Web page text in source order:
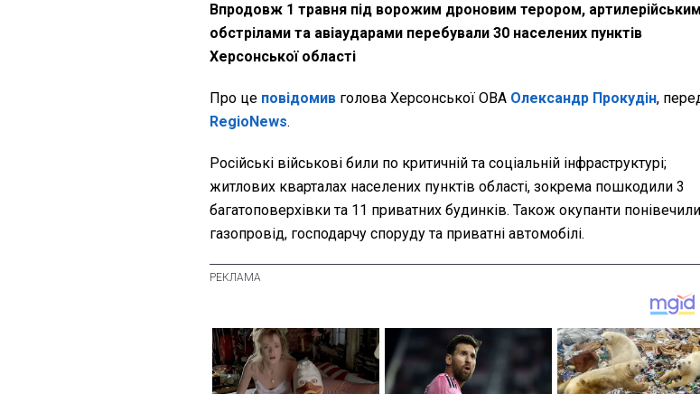
Впродовж 1 травня під ворожим дроновим терором,
обстрілами та авіаударами перебували 30 населених пунктів
Херсонської області
Про це повідомив голова Херсонської ОВА Олександр Прокудін,
RegioNews.
Російські військові били по критичній та соціальній інфраструктурі;
житлових кварталах населених пунктів області, зокрема пошкодили 3
багатоповерхівки та 11 приватних будинків. Також окупанти понівечили
газопровід, господарчу споруду та приватні автомобілі.